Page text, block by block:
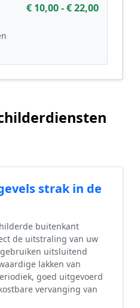
€ 10,00 - € 22,00
strak in de
buitenkant
de uitstraling van uw
uitsluitend
lakken van
goed uitgevoerd
vervanging van